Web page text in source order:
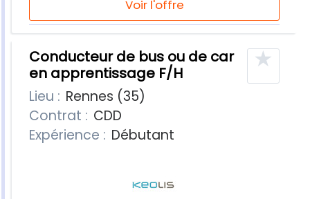
Voir l'offre
Conducteur de bus ou de car
en apprentissage F/H
★
Lieu : Rennes (35)
Contrat : CDD
Expérience : Débutant